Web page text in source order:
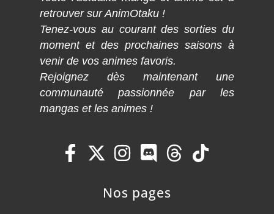
retrouver sur AnimOtaku !
Tenez-vous au courant des sorties du
moment et des prochaines saisons à
venir de vos animes favoris.
Rejoignez dès maintenant une
communauté passionnée par les
mangas et les animes !
Nos pages